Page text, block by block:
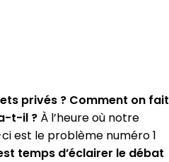
privés ? Comment on fait
t-il ? À l’heure où notre
est le problème numéro 1
temps d’é­clai­rer le débat